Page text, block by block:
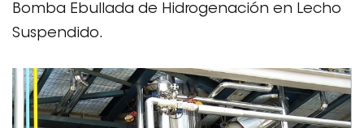
Bomba Ebullada de Hidrogenación en Lecho
Suspendido.